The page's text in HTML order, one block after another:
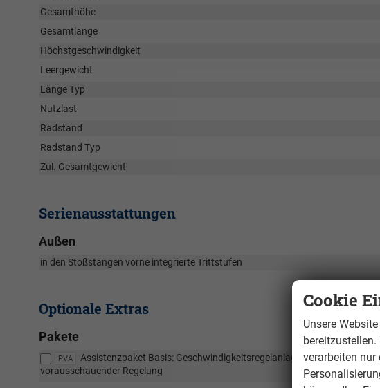
Gesamthöhe
Gesamtlänge
Höchstgeschwindigkeit
Leergewicht
Länge Typ
Nutzlast
Radstand
Radstand Typ
Zul. Gesamtgewicht
Serienausstattungen
Außen
in den Stoßstangen vorne integrierte Trittstufen
Optionale Extras
Pakete
PVA
Assistenzpaket Basis: Geschwindigkeitsregelanlage mit intelligentem
vorausschauender Regelung
Cookie
Unsere
verarbeiten